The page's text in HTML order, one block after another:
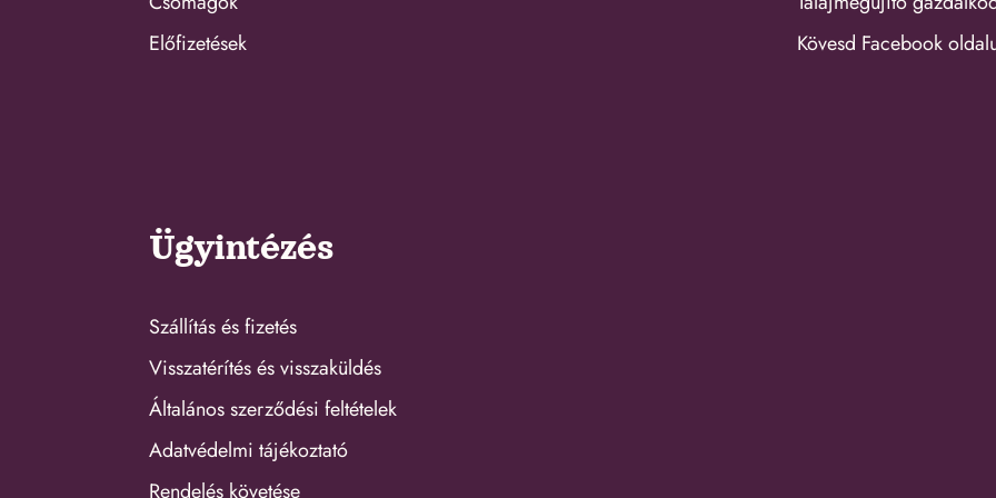
Előfizetések
Kövesd Facebook
Ügyintézés
Szállítás és fizetés
Visszatérítés és visszaküldés
Általános szerződési feltételek
Adatvédelmi tájékoztató
Rendelés követése